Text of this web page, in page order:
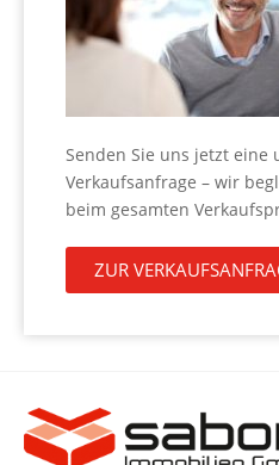
Senden Sie uns jetzt eine
Verkaufsanfrage – wir
beim gesamten
ZUR